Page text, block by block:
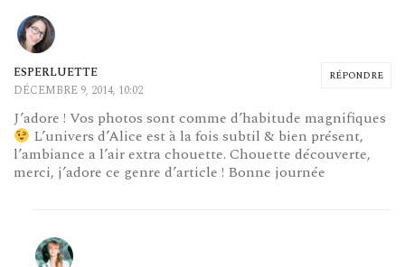
RÉPONDRE
ESPERLUETTE
DÉCEMBRE 9, 2014, 10:02
J’adore ! Vos photos sont comme d’habitude magnifiques
L’univers d’Alice est à la fois subtil & bien présent,
l’ambiance a l’air extra chouette. Chouette découverte,
merci, j’adore ce genre d’article ! Bonne journée